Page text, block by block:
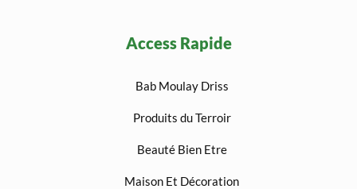
Access Rapide
Bab Moulay Driss
Produits du Terroir
Beauté Bien Etre
Maison Et Décoration